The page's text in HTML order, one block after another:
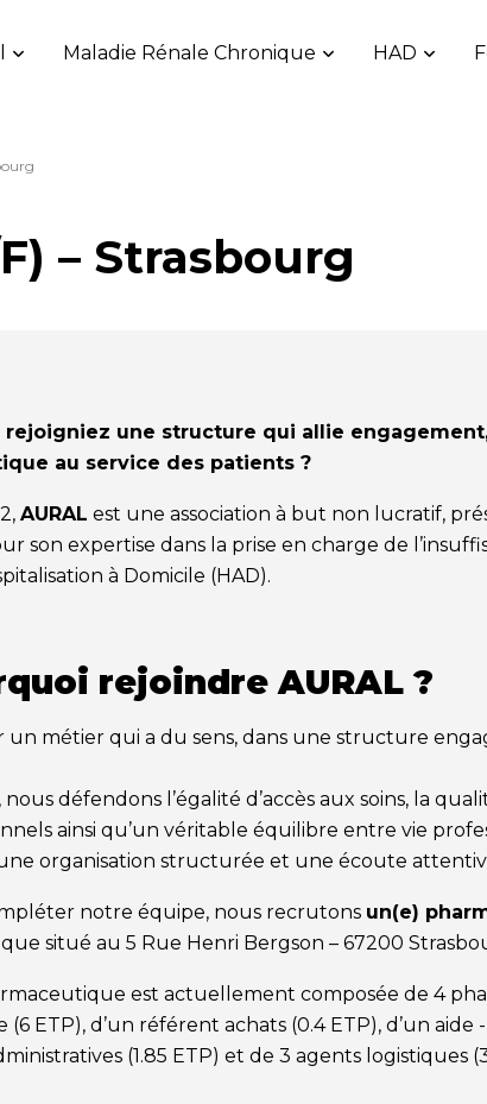
Maladie Rénale Chronique HAD
– Strasbourg
rejoigniez une structure qui allie
au service des patients ?
AURAL est une association à but non lucratif,
son expertise dans la prise en charge de
à Domicile (HAD).
rejoindre AURAL ?
un métier qui a du sens, dans une structure
nous défendons l’égalité d’accès aux soins, la
ainsi qu’un véritable équilibre entre vie
organisation structurée et une écoute
notre équipe, nous recrutons un(e)
situé au 5 Rue Henri Bergson – 67200
est actuellement composée de 4
(6 ETP), d’un référent achats (0.4 ETP), d’un
(1.85 ETP) et de 3 agents logistiques